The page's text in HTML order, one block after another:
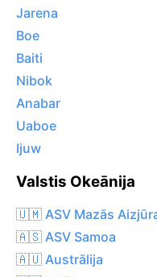
Jarena
Boe
Baiti
Nibok
Anabar
Uaboe
Ijuw
Valstis Okeānija
🇺🇲 ASV Mazās
🇦🇸 ASV Samoa
🇦🇺 Austrālija